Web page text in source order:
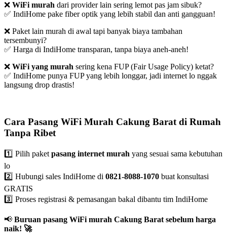
❌ WiFi murah dari provider lain sering lemot pas jam sibuk?
✅ IndiHome pake fiber optik yang lebih stabil dan anti gangguan!
❌ Paket lain murah di awal tapi banyak biaya tambahan
tersembunyi?
✅ Harga di IndiHome transparan, tanpa biaya aneh-aneh!
❌ WiFi yang murah sering kena FUP (Fair Usage Policy) ketat?
✅ IndiHome punya FUP yang lebih longgar, jadi internet lo nggak
langsung drop drastis!
Cara Pasang WiFi Murah Cakung Barat di Rumah
Tanpa Ribet
1️⃣ Pilih paketpasang internet murah yang sesuai sama kebutuhan
lo
2️⃣ Hubungi sales IndiHome di 0821-8088-1070 buat konsultasi
GRATIS
3️⃣ Proses registrasi & pemasangan bakal dibantu tim IndiHome
📢 Buruan pasang WiFi murah Cakung Barat sebelum harga
naik! 🚀